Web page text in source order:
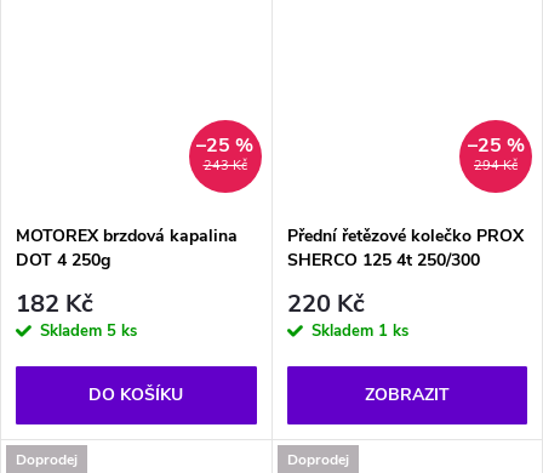
243 Kč
–25 %
MOTOREX brzdová kapalina
DOT 4 250g
182 Kč
Skladem 5 ks
DO KOŠÍKU
294 Kč
–25 %
Přední řetězové kolečko PROX
SHERCO 125 4t 250/300
220 Kč
Skladem 1 ks
ZOBRAZIT
Doprodej Doprodej